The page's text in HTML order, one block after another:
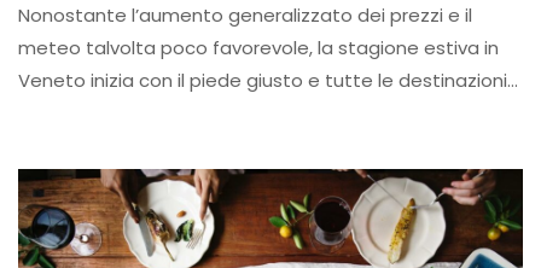
Nonostante l’aumento generalizzato dei prezzi e il
meteo talvolta poco favorevole, la stagione estiva in
Veneto inizia con il piede giusto e tutte le destinazioni…